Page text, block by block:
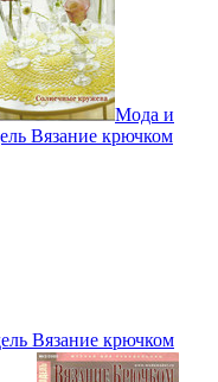
Мода и
Вязание крючком
Вязание крючком